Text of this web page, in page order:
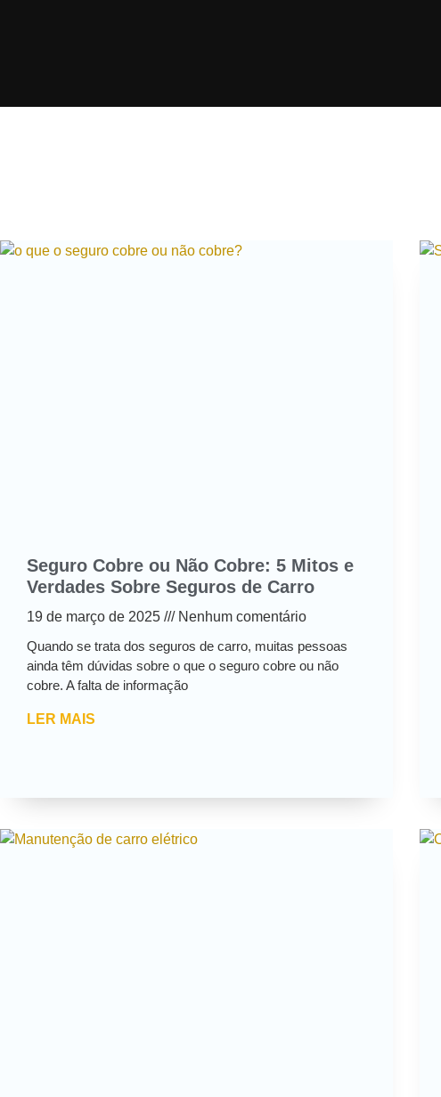
Seguro Cobre ou Não Cobre: 5 Mitos e
Verdades Sobre Seguros de Carro
19 de março de 2025
Nenhum comentário
Quando se trata dos seguros de carro, muitas pessoas
ainda têm dúvidas sobre o que o seguro cobre ou não
cobre. A falta de informação
LER MAIS